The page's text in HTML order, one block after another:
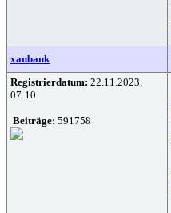
xanbank
Registrierdatum: 22.11.2023,
07:10
Beiträge: 591758